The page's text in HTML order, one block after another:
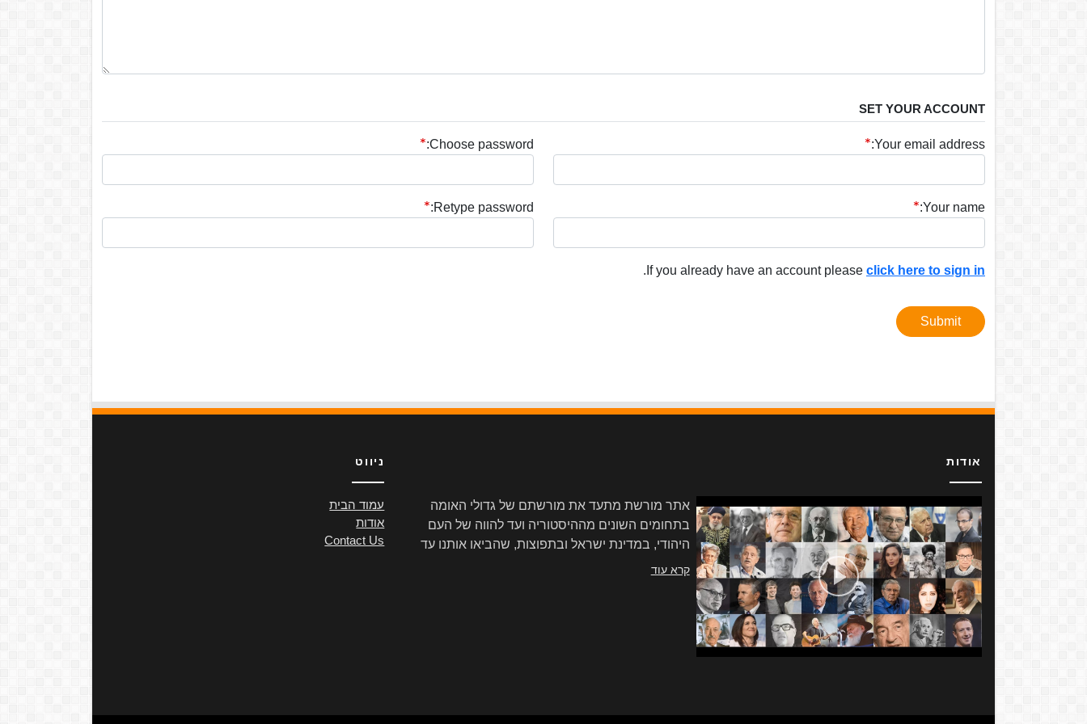
SET YOUR ACCOUNT
Your email address:
Your name:
Choose password:
Retype password:
If you already have an account please click here to sign in
.
Submit
אודות
אתר מורשת מתעד את מורשתם של גדולי האומה
בתחומים השונים מההיסטוריה ועד להווה של העם
היהודי, במדינת ישראל ובתפוצות, שהביאו אותנו עד
קרא עוד
ניווט
עמוד הבית
אודות
Contact Us